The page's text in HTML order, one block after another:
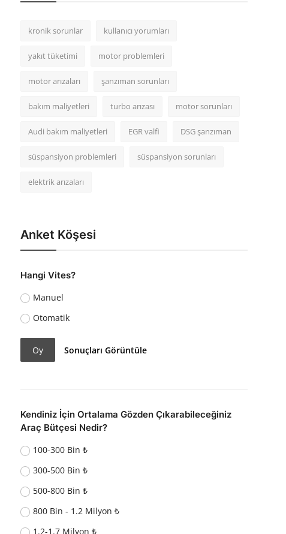
kronik sorunlar kullanıcı yorumları
yakıt tüketimi motor problemleri
motor arızaları şanzıman sorunları
bakım maliyetleri turbo arızası motor sorunları
Audi bakım maliyetleri EGR valfi DSG şanzıman
süspansiyon problemleri süspansiyon sorunları
elektrik arızaları
Anket Köşesi
Hangi Vites?
Manuel
Otomatik
Oy Sonuçları Görüntüle
Kendiniz İçin Ortalama Gözden Çıkarabileceğiniz
Araç Bütçesi Nedir?
100-300 Bin ₺
300-500 Bin ₺
500-800 Bin ₺
800 Bin - 1.2 Milyon ₺
1.2-1.7 Milyon ₺